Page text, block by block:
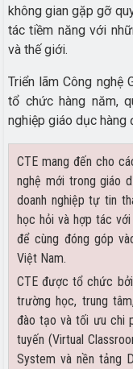
không gian gặp gỡ
tác tiềm năng với
và thế giới.
Triển lãm Công nghệ
tổ chức hàng năm,
nghiệp giáo dục hàng
CTE mang đến cho
nghệ mới trong giáo
doanh nghiệp tự tin
học hỏi và hợp tác
để cùng đóng góp
Việt Nam.
CTE được tổ chức
trường học, trung
đào tạo và tối ưu chi
tuyến (Virtual
System và nền tảng